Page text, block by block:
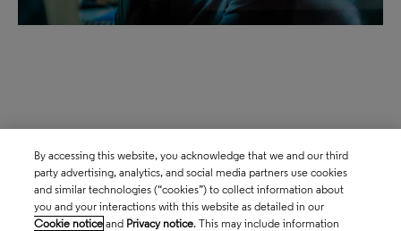
By accessing this website, you acknowledge that we and our third
party advertising, analytics, and social media partners use cookies
and similar technologies (“cookies”) to collect information about
you and your interactions with this website as detailed in our
Cookie notice and Privacy notice. This may include information